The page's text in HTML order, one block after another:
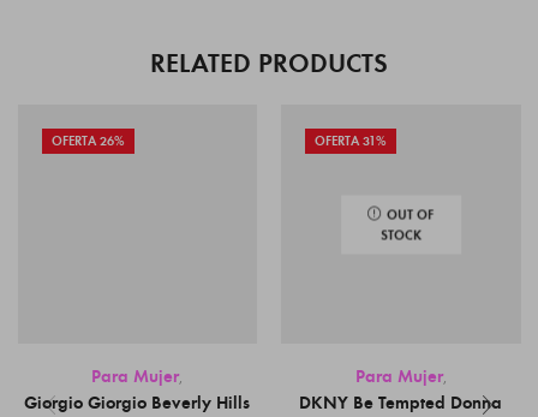
RELATED PRODUCTS
OFERTA 26%
Para Mujer,
Giorgio Giorgio Beverly Hills
OFERTA 31%
OUT OF
STOCK
Para Mujer,
DKNY Be Tempted Donna